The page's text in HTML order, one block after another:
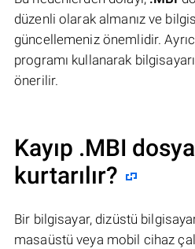
düzenli olarak almanız ve
güncellemeniz önemlidir.
programı kullanarak
önerilir.
Kayıp .MBI
kurtarılır?
Bir bilgisayar, dizüstü
masaüstü veya mobil cihaz